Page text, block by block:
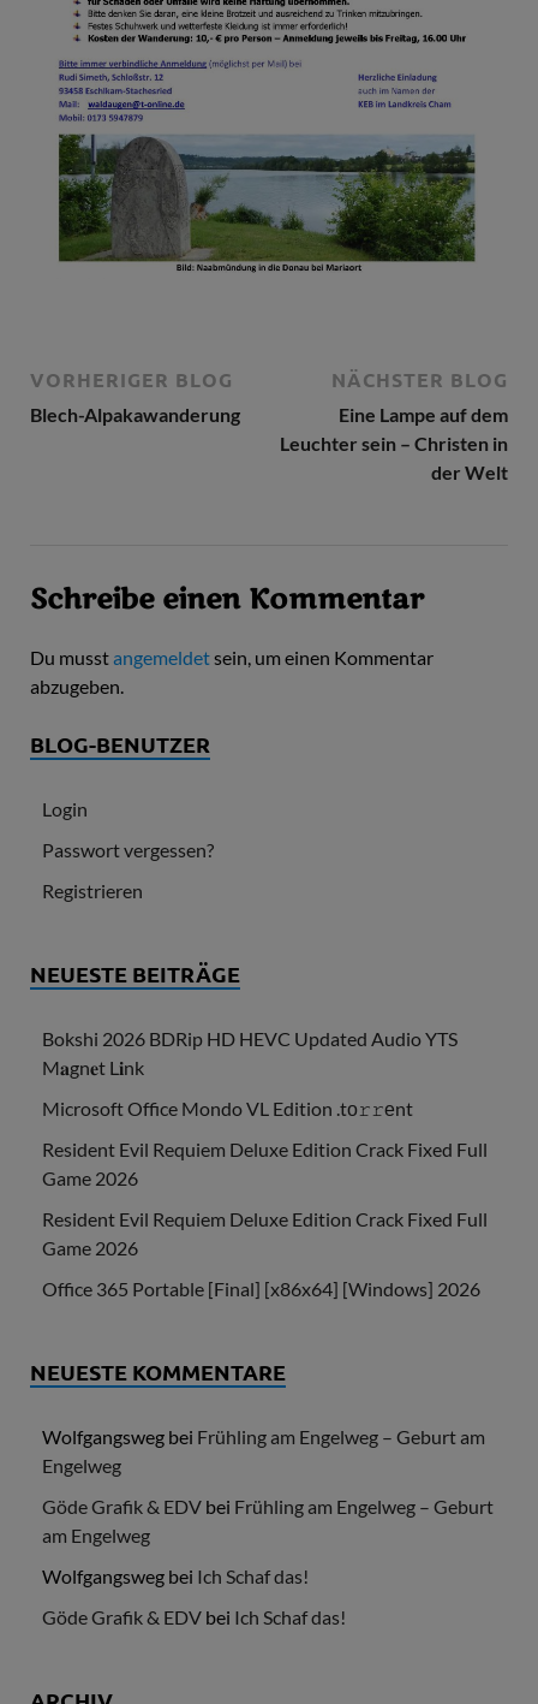
VORHERIGER BLOG
Blech-Alpakawanderung
NÄCHSTER BLOG
Eine Lampe auf dem
Leuchter sein – Christen in
der Welt
Schreibe einen Kommentar
Du musstangemeldetsein, um einen Kommentar
abzugeben.
BLOG-BENUTZER
Login
Passwort vergessen?
Registrieren
NEUESTE BEITRÄGE
Bokshi 2026 BDRip HD HEVC Updated Audio YTS
M𝐚gn𝐞t L𝐢nk
Microsoft Office Mondo VL Edition .tо𝚛𝚛еnt
Resident Evil Requiem Deluxe Edition Crack Fixed Full
Game 2026
Resident Evil Requiem Deluxe Edition Crack Fixed Full
Game 2026
Office 365 Portable [Final] [x86x64] [Windows] 2026
NEUESTE KOMMENTARE
Wolfgangsweg bei Frühling am Engelweg – Geburt am
Engelweg
Göde Grafik & EDV bei Frühling am Engelweg – Geburt
am Engelweg
Wolfgangsweg bei Ich Schaf das!
Göde Grafik & EDV bei Ich Schaf das!